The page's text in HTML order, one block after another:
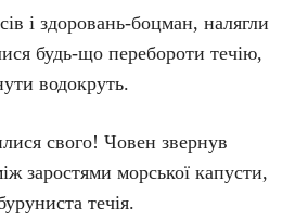
і здоровань-боцман, налягли
будь-що перебороти течію,
водокруть.
свого! Човен звернув
заростями морської капусти,
течія.